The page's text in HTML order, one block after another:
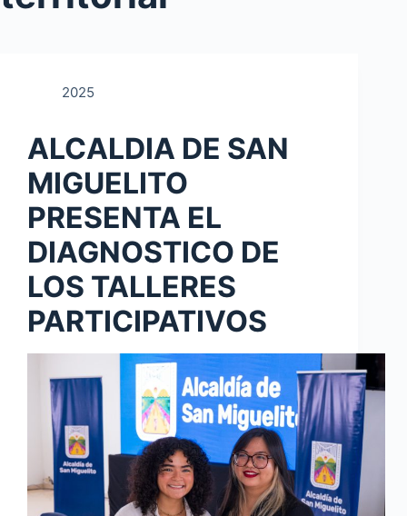
2025
ALCALDIA DE SAN
MIGUELITO
PRESENTA EL
DIAGNOSTICO DE
LOS TALLERES
PARTICIPATIVOS